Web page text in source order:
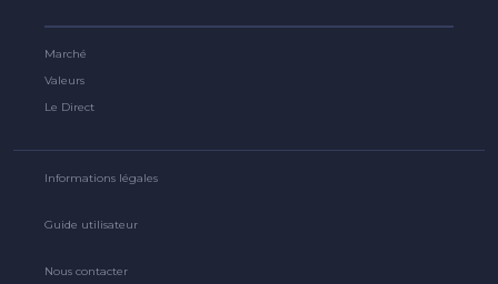
Marché
Valeurs
Le Direct
Informations légales
Guide utilisateur
Nous contacter